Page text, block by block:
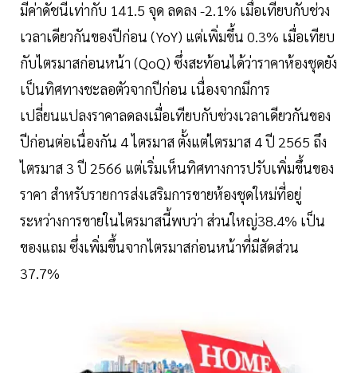
มีค่าดัชนีเท่ากับ 141.5 จุด ลดลง -2.1% เมื่อเทียบกับช่วง
เวลาเดียวกันของปีก่อน (YoY) แต่เพิ่มขึ้น 0.3% เมื่อเทียบ
กับไตรมาสก่อนหน้า (QoQ) ซึ่งสะท้อนได้ว่าราคาห้องชุดยัง
เป็นทิศทางชะลอตัวจากปีก่อน เนื่องจากมีการ
เปลี่ยนแปลงราคาลดลงเมื่อเทียบกับช่วงเวลาเดียวกันของ
ปีก่อนต่อเนื่องกัน 4 ไตรมาส ตั้งแต่ไตรมาส 4 ปี 2565 ถึง
ไตรมาส 3 ปี 2566 แต่เริ่มเห็นทิศทางการปรับเพิ่มขึ้นของ
ราคา สำหรับรายการส่งเสริมการขายห้องชุดใหม่ที่อยู่
ระหว่างการขายในไตรมาสนี้พบว่า ส่วนใหญ่38.4% เป็น
ของแถม ซึ่งเพิ่มขึ้นจากไตรมาสก่อนหน้าที่มีสัดส่วน
37.7%